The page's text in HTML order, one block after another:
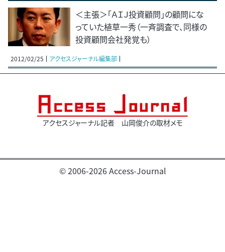
＜主張＞「ＡＩＪ投資顧問」の顧問にな
っていた植草一秀（一斉調査で、同様の
投資顧問会社発覚も）
2012/02/25 アクセスジャーナル編集部
アクセスジャーナル記者 山岡俊介の取材メモ
© 2006-2026 Access-Journal